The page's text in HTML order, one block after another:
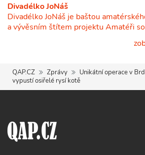
Divadélko JoNáš
Divadélko JoNáš je baštou
a vývěsním štítem projektu Amatéři
QAP.CZ Zprávy
Unikátní operace v
vypustí osiřelé rysí kotě